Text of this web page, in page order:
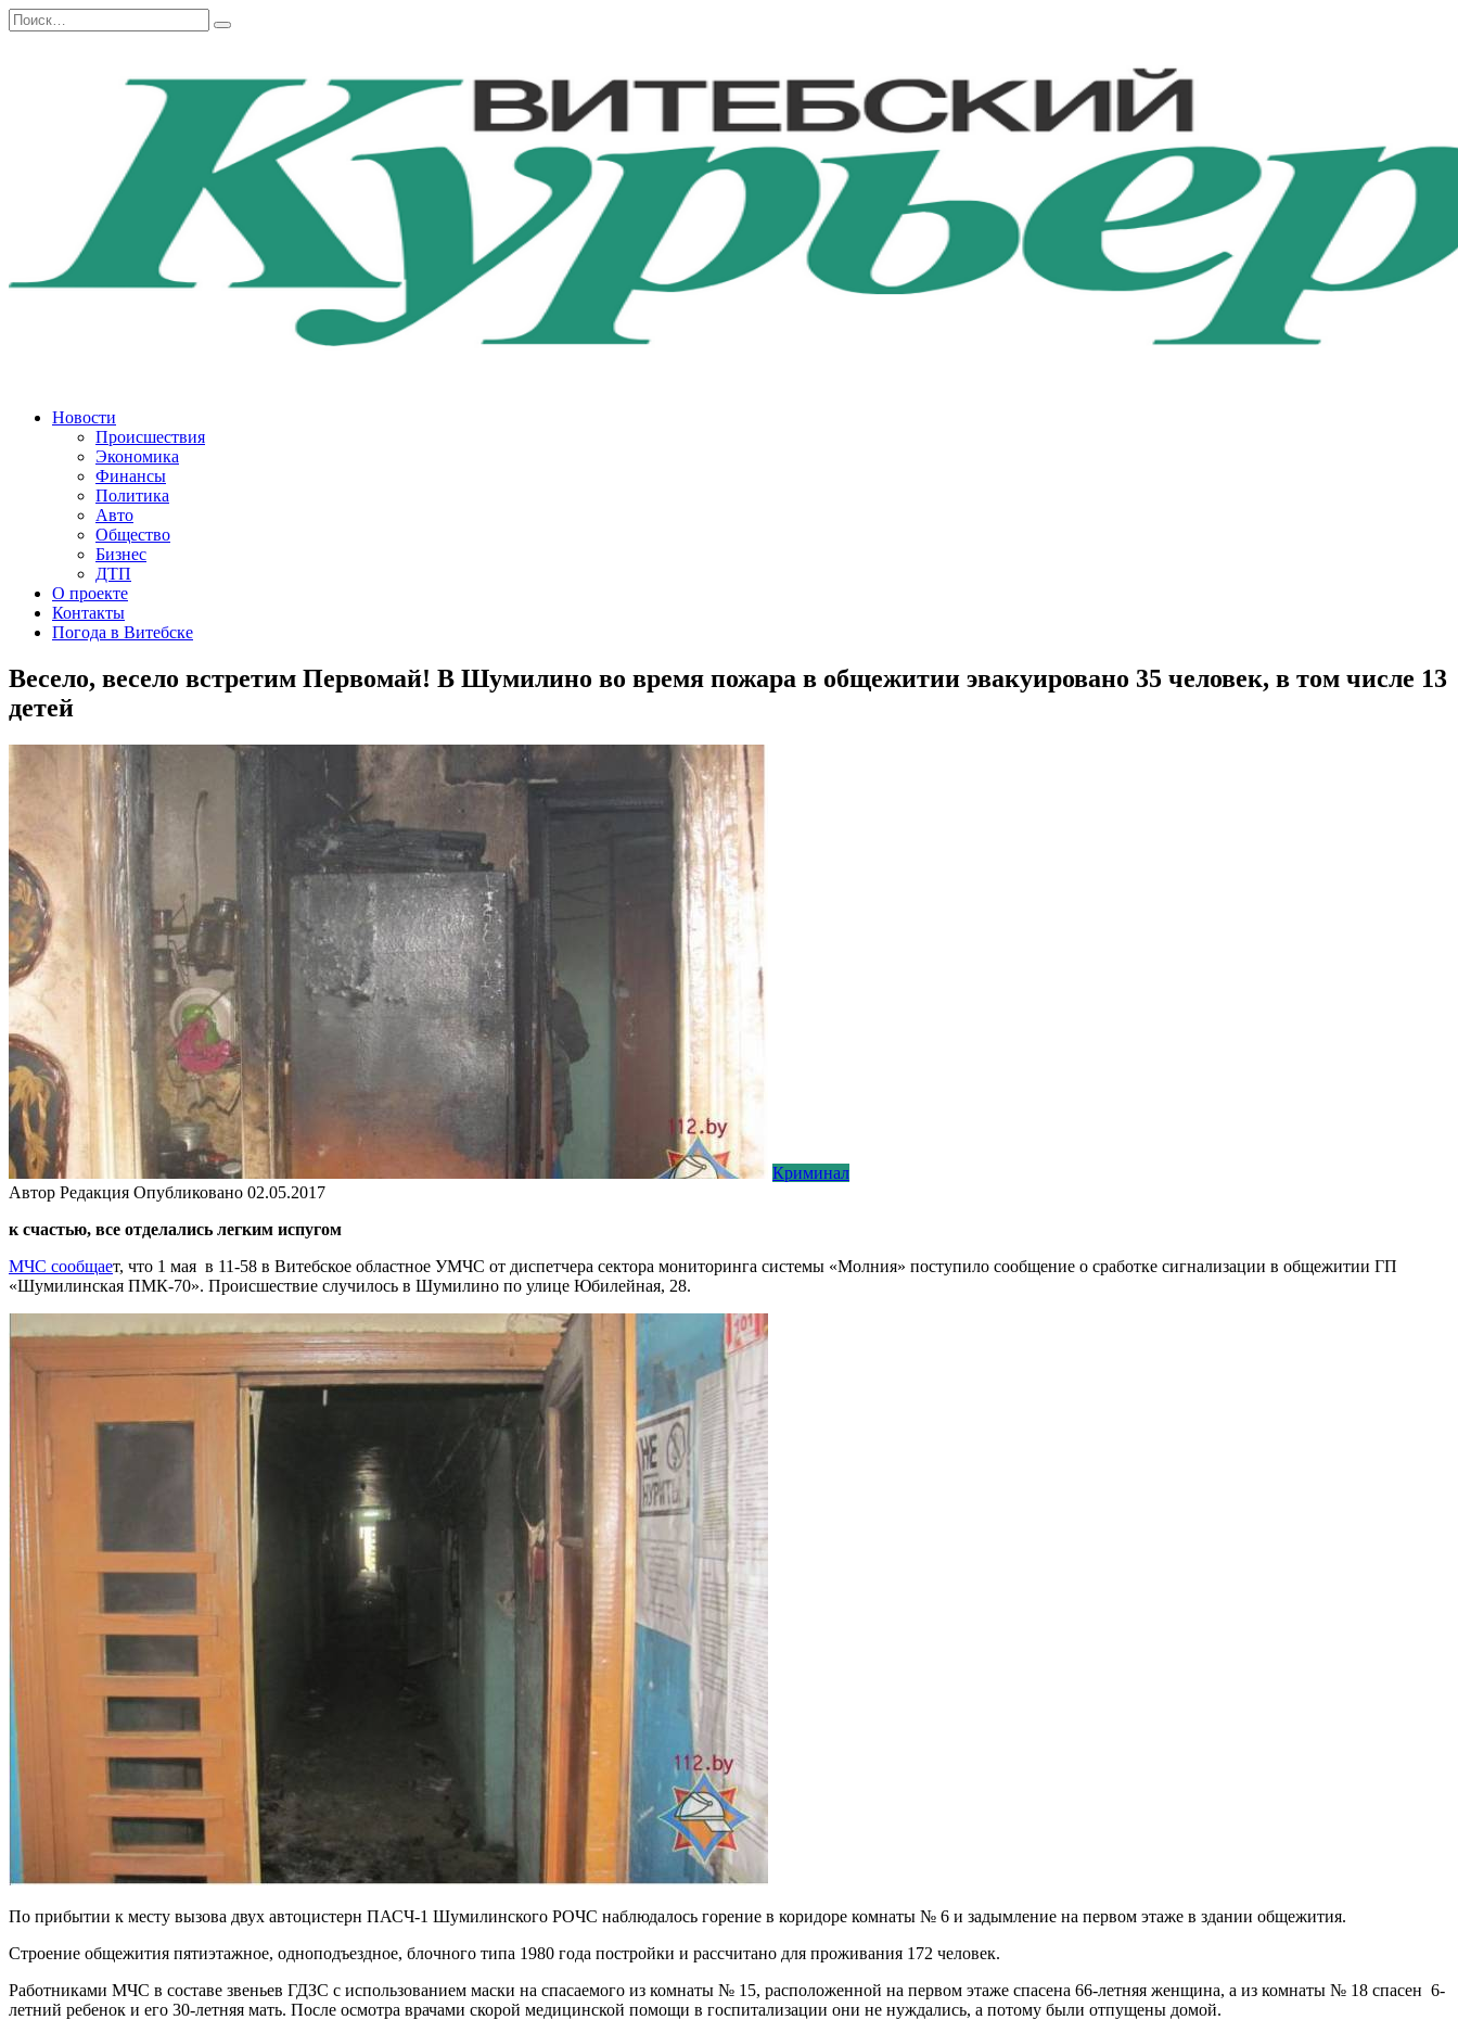
Перейти
к
Search
for:
Новости
Происшествия
Экономика
Финансы
Политика
Авто
Общество
Бизнес
ДТП
О проекте
Контакты
Погода в Витебске
Весело, весело встретим Первомай! В Шумилино во время пожара в общежитии эвакуировано 35 человек, в том числе 13
детей
Криминал
Автор Редакция Опубликовано 02.05.2017
к счастью, все отделались легким испугом
МЧС сообщает, что 1 мая в 11-58 в Витебское областное УМЧС от диспетчера сектора мониторинга системы «Молния» поступило сообщение о сработке сигнализации в общежитии ГП
«Шумилинская ПМК-70». Происшествие случилось в Шумилино по улице Юбилейная, 28.
По прибытии к месту вызова двух автоцистерн ПАСЧ-1 Шумилинского РОЧС наблюдалось горение в коридоре комнаты № 6 и задымление на первом этаже в здании общежития.
Строение общежития пятиэтажное, одноподъездное, блочного типа 1980 года постройки и рассчитано для проживания 172 человек.
Работниками МЧС в составе звеньев ГДЗС с использованием маски на спасаемого из комнаты № 15, расположенной на первом этаже спасена 66-летняя женщина, а из комнаты № 18 спасен 6-
летний ребенок и его 30-летняя мать. После осмотра врачами скорой медицинской помощи в госпитализации они не нуждались, а потому были отпущены домой.